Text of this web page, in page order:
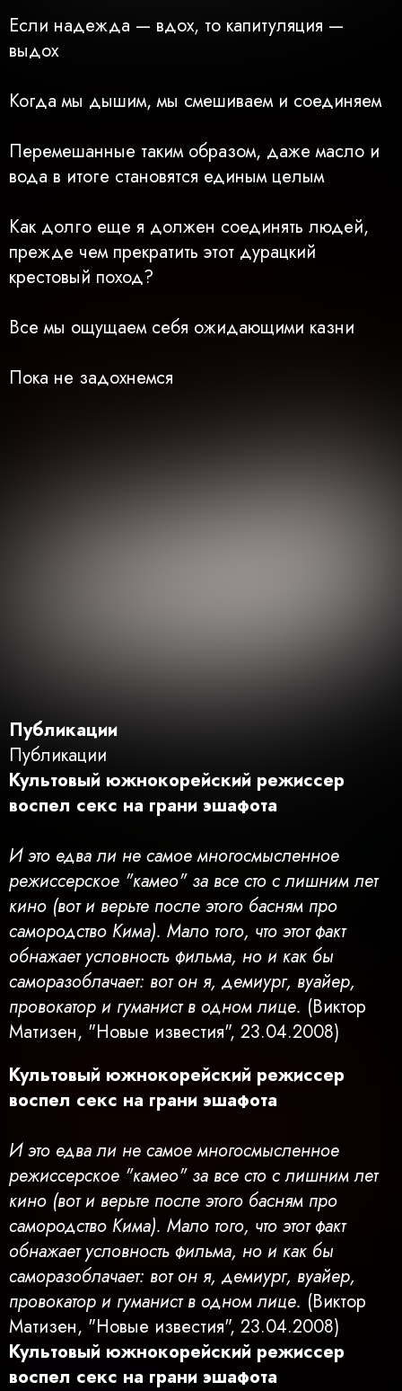
Если надежда — вдох, то капитуляция —
выдох
Когда мы дышим, мы смешиваем и соединяем
Перемешанные таким образом, даже масло и
вода в итоге становятся единым целым
Как долго еще я должен соединять людей,
прежде чем прекратить этот дурацкий
крестовый поход?
Все мы ощущаем себя ожидающими казни
Пока не задохнемся
Публикации
Публикации
Культовый южнокорейский режиссер
воспел секс на грани эшафота
И это едва ли не самое многосмысленное
режиссерское "камео" за все сто с лишним лет
кино (вот и верьте после этого басням про
самородство Кима). Мало того, что этот факт
обнажает условность фильма, но и как бы
саморазоблачает: вот он я, демиург, вуайер,
провокатор и гуманист в одном лице. (Виктор
Матизен, "Новые известия", 23.04.2008)
Культовый южнокорейский режиссер
воспел секс на грани эшафота
И это едва ли не самое многосмысленное
режиссерское "камео" за все сто с лишним лет
кино (вот и верьте после этого басням про
самородство Кима). Мало того, что этот факт
обнажает условность фильма, но и как бы
саморазоблачает: вот он я, демиург, вуайер,
провокатор и гуманист в одном лице. (Виктор
Матизен, "Новые известия", 23.04.2008)
Культовый южнокорейский режиссер
воспел секс на грани эшафота